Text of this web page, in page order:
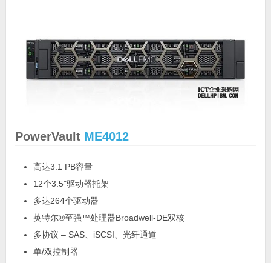
PowerVault ME4012
高达3.1 PB容量
12个3.5"驱动器托架
多达264个驱动器
英特尔®至强™处理器Broadwell-DE双核
多协议 – SAS、iSCSI、光纤通道
单/双控制器